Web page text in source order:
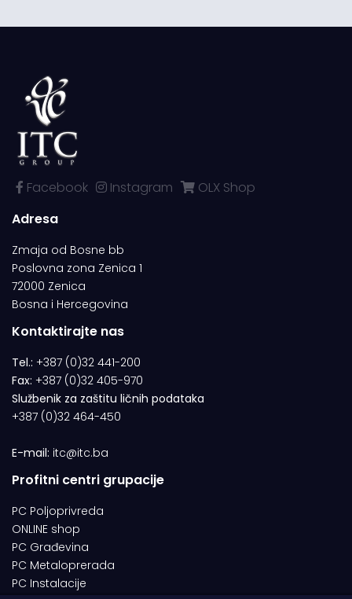
Facebook Instagram
OLX Shop
Adresa
Zmaja od Bosne bb
Poslovna zona Zenica 1
72000 Zenica
Bosna i Hercegovina
Kontaktirajte nas
Tel.: +387 (0)32 441-200
Fax: +387 (0)32 405-970
Službenik za zaštitu ličnih podataka
+387 (0)32 464-450
E-mail: itc@itc.ba
Profitni centri grupacije
PC Poljoprivreda
ONLINE shop
PC Građevina
PC Metaloprerada
PC Instalacije